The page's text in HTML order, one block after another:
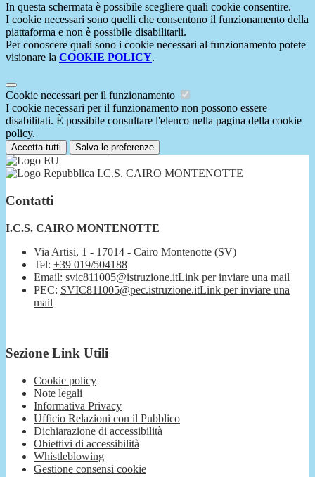
In questa schermata è possibile scegliere quali cookie consentire.
I cookie necessari sono quelli che consentono il funzionamento della
piattaforma e non è possibile disabilitarli.
Per conoscere quali sono i cookie necessari al funzionamento potete
visionare la COOKIE POLICY.
Cookie necessari per il funzionamento
I cookie necessari per il funzionamento non possono essere
disabilitati. È possibile consultare l'elenco nella pagina della cookie
policy.
Accetta tutti Salva le preferenze
I.C.S. CAIRO MONTENOTTE
Contatti
I.C.S. CAIRO MONTENOTTE
Via Artisi, 1 - 17014 - Cairo Montenotte (SV)
Tel: +39 019/504188
Email: svic811005@istruzione.itLink per inviare una mail
PEC: SVIC811005@pec.istruzione.itLink per inviare una
mail
Sezione Link Utili
Cookie policy
Note legali
Informativa Privacy
Ufficio Relazioni con il Pubblico
Dichiarazione di accessibilità
Obiettivi di accessibilità
Whistleblowing
Gestione consensi cookie